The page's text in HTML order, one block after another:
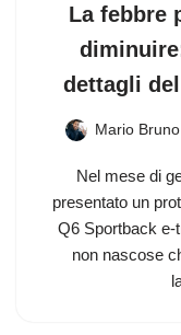
La febbre
dettagli
Mario Bruno
Nel mese di
presentato un
Q6 Sportback e-
non nascose